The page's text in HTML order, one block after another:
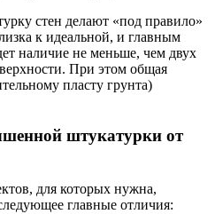
стен делают «под правило»
к идеальной, и главным
наличие не меньше, чем двух
При этом общая
пласту грунта)
штукатурки от
для которых нужна,
главные отличия: